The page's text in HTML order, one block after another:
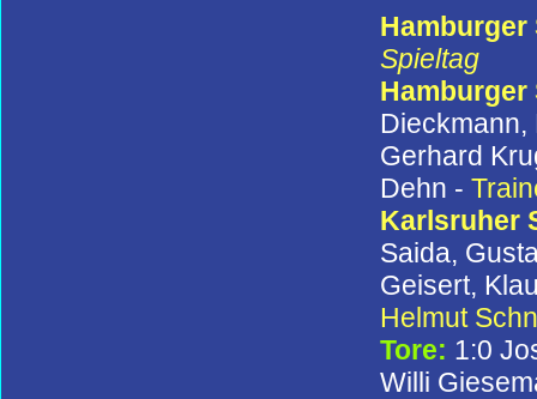
Hamburger
Spieltag
Hamburger
Gerhard
Dehn -
Karlsruher
Saida,
Geisert,
Helmut
Tore: 1:0
Willi